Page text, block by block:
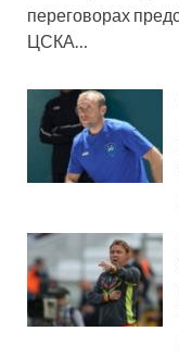
переговорах
ЦСКА…